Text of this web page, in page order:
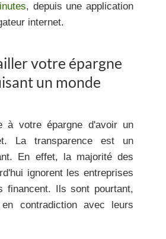
, depuis une application
internet.
votre épargne
un monde
à votre épargne d'avoir un
La transparence est un
En effet, la majorité des
ignorent les entreprises
financent. Ils sont pourtant,
contradiction avec leurs